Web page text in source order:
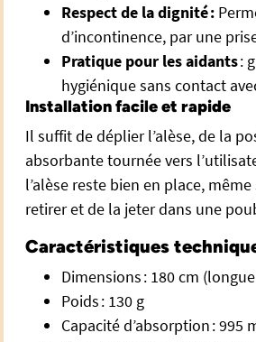
Respect de la dignité :
d’incontinence, par une
Pratique pour les aidants:
hygiénique sans contact
Installation facile et rapide
Il suffit de déplier l’alèse, de la
absorbante tournée vers
l’alèse reste bien en place,
retirer et de la jeter dans une
Caractéristiques
Dimensions : 180 cm
Poids : 130 g
Capacité d’absorption : 995